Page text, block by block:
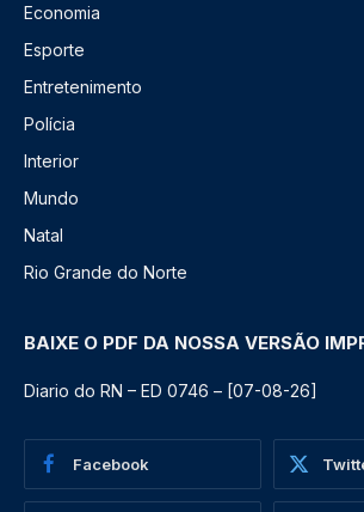
Economia
Esporte
Entretenimento
Polícia
Interior
Mundo
Natal
Rio Grande do Norte
BAIXE O PDF DA NOSSA VERSÃO
Diario do RN – ED 0746 – [07-08-26]
Facebook